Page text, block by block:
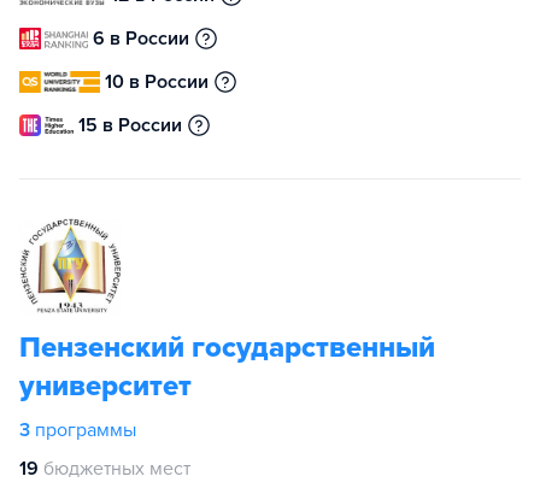
6 в России
10 в России
15 в России
Пензенский государственный
университет
3 программы
19 бюджетных мест